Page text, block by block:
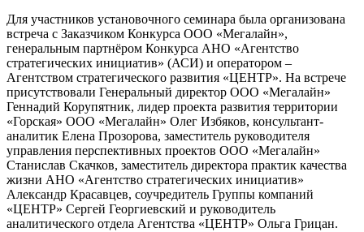
Для участников установочного семинара была организована
встреча с Заказчиком Конкурса ООО «Мегалайн»,
генеральным партнёром Конкурса АНО «Агентство
стратегических инициатив» (АСИ) и оператором –
Агентством стратегического развития «ЦЕНТР». На встрече
присутствовали Генеральный директор ООО «Мегалайн»
Геннадий Корупятник, лидер проекта развития территории
«Горская» ООО «Мегалайн» Олег Избяков, консультант-
аналитик Елена Прозорова, заместитель руководителя
управления перспективных проектов ООО «Мегалайн»
Станислав Скачков, заместитель директора практик качества
жизни АНО «Агентство стратегических инициатив»
Александр Красавцев, соучредитель Группы компаний
«ЦЕНТР» Сергей Георгиевский и руководитель
аналитического отдела Агентства «ЦЕНТР» Ольга Грицан.